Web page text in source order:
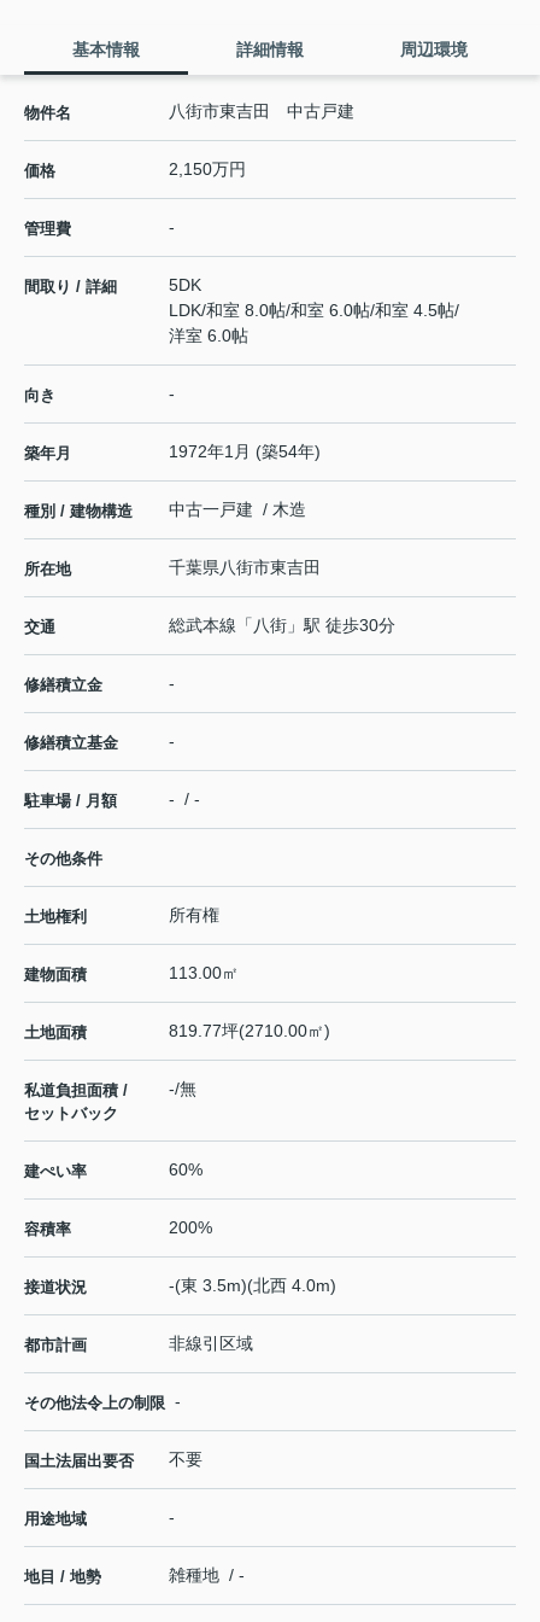
基本情報 詳細情報 周辺環境
物件名 八街市東吉田 中古戸建
価格 2,150万円
管理費 -
間取り / 詳細
5DK
LDK/和室 8.0帖/和室 6.0帖/和室 4.5帖/
洋室 6.0帖
向き -
築年月 1972年1月 (築54年)
種別 / 建物構造 中古一戸建 / 木造
所在地 千葉県八街市東吉田
交通 総武本線 「 八街 」駅 徒歩30分
修繕積立金 -
修繕積立基金 -
駐車場 / 月額 - / -
その他条件
土地権利 所有権
建物面積 113.00㎡
土地面積 819.77坪(2710.00㎡)
私道負担面積 /
セットバック
-/無
建ぺい率 60%
容積率 200%
接道状況 -(東 3.5m)(北西 4.0m)
都市計画 非線引区域
その他法令上の制限 -
国土法届出要否 不要
用途地域 -
地目 / 地勢 雑種地 / -